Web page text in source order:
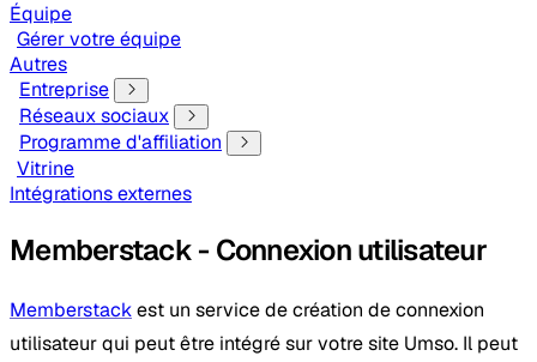
Équipe
Gérer votre équipe
Autres
Entreprise
Réseaux sociaux
Programme d'affiliation
Vitrine
Intégrations externes
Memberstack - Connexion utilisateur
Memberstackest un service de création de connexion
utilisateur qui peut être intégré sur votre site Umso. Il peut